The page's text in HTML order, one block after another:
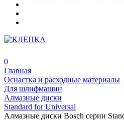
0
Главная
Оснастка и расходные материалы
Для шлифмашин
Алмазные диски
Standard for Universal
Алмазные диски Bosch серии